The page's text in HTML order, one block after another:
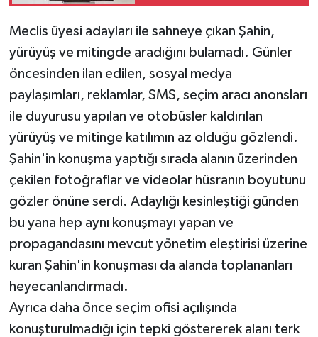
Meclis üyesi adayları ile sahneye çıkan Şahin,
yürüyüş ve mitingde aradığını bulamadı. Günler
öncesinden ilan edilen, sosyal medya
paylaşımları, reklamlar, SMS, seçim aracı anonsları
ile duyurusu yapılan ve otobüsler kaldırılan
yürüyüş ve mitinge katılımın az olduğu gözlendi.
Şahin'in konuşma yaptığı sırada alanın üzerinden
çekilen fotoğraflar ve videolar hüsranın boyutunu
gözler önüne serdi. Adaylığı kesinleştiği günden
bu yana hep aynı konuşmayı yapan ve
propagandasını mevcut yönetim eleştirisi üzerine
kuran Şahin'in konuşması da alanda toplananları
heyecanlandırmadı.
Ayrıca daha önce seçim ofisi açılışında
konuşturulmadığı için tepki göstererek alanı terk